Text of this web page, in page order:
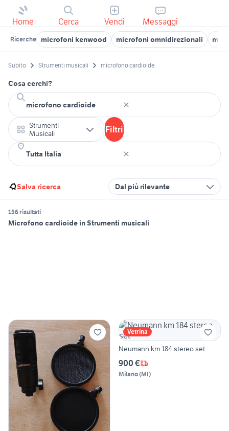
Home Cerca Vendi Messaggi
Ricerche microfoni kenwood microfoni omnidirezionali
Subito Strumenti musicali microfono cardioide
Cosa cerchi?
Strumenti
Musicali
Filtri
Salva ricerca Dal più rilevante
156 risultati
Microfono cardioide in Strumenti musicali
Vetrina
Neumann km 184 stereo set
900 €
Milano(MI)